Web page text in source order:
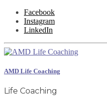
Facebook
Instagram
LinkedIn
AMD Life Coaching
Life Coaching